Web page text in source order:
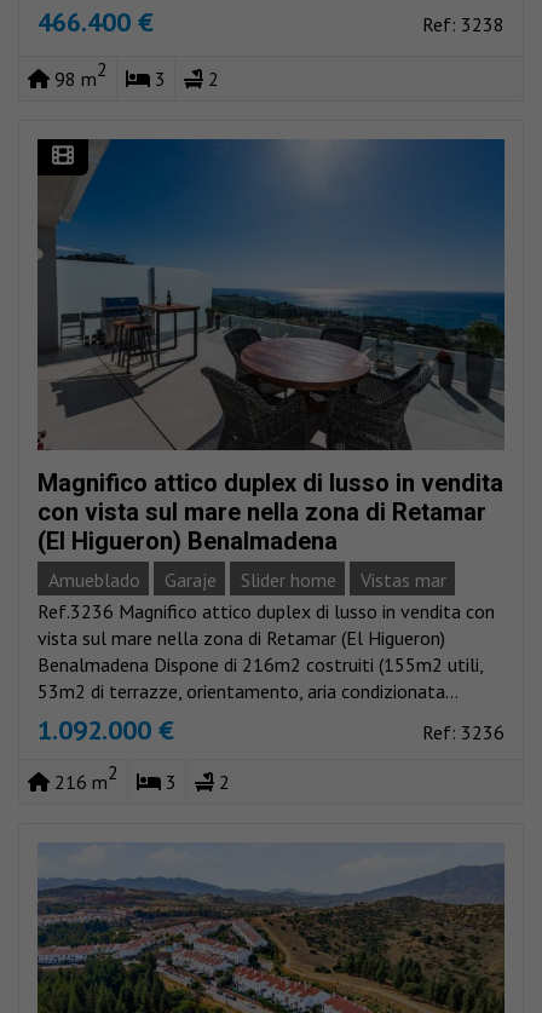
466.400 € Ref: 3238
98 m2 3 2
Magnifico attico duplex di lusso in vendita
con vista sul mare nella zona di Retamar
(El Higueron) Benalmadena
Amueblado Garaje Slider home
Vistas mar
Ref.3236 Magnifico attico duplex di lusso in vendita con
vista sul mare nella zona di Retamar (El Higueron)
Benalmadena Dispone di 216m2 costruiti (155m2 utili,
53m2 di terrazze, orientamento, aria condizionata...
1.092.000 € Ref: 3236
216 m2 3 2